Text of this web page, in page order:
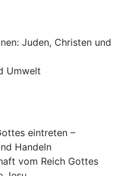
Juden, Christen und
Umwelt
eintreten –
Handeln
vom Reich Gottes